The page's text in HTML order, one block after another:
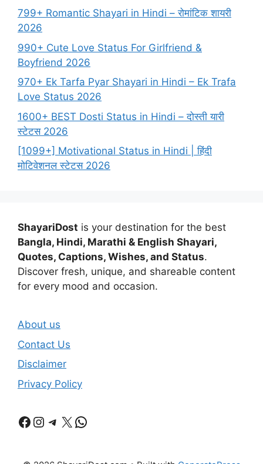
799+ Romantic Shayari in Hindi – रोमांटिक शायरी
2026
990+ Cute Love Status For Girlfriend &
Boyfriend 2026
970+ Ek Tarfa Pyar Shayari in Hindi – Ek Trafa
Love Status 2026
1600+ BEST Dosti Status in Hindi – दोस्ती यारी
स्टेटस 2026
[1099+] Motivational Status in Hindi | हिंदी
मोटिवेशनल स्टेटस 2026
ShayariDost is your destination for the best
Bangla, Hindi, Marathi & English Shayari,
Quotes, Captions, Wishes, and Status.
Discover fresh, unique, and shareable content
for every mood and occasion.
About us
Contact Us
Disclaimer
Privacy Policy
Facebook
Instagram
Telegram
X WhatsApp